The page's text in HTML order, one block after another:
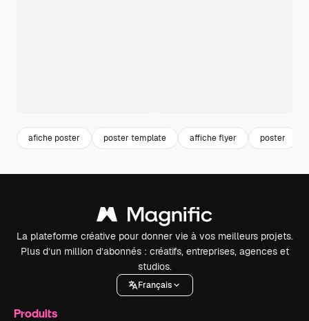
afiche poster poster template affiche flyer poster
La plateforme créative pour donner vie à vos meilleurs projets.
Plus d’un million d’abonnés : créatifs, entreprises, agences et
studios.
Français
Produits